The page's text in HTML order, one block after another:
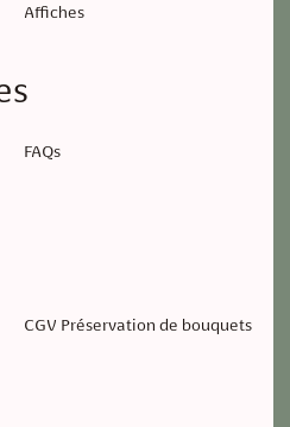
Affiches
FAQs
CGV Préservation de bouquets